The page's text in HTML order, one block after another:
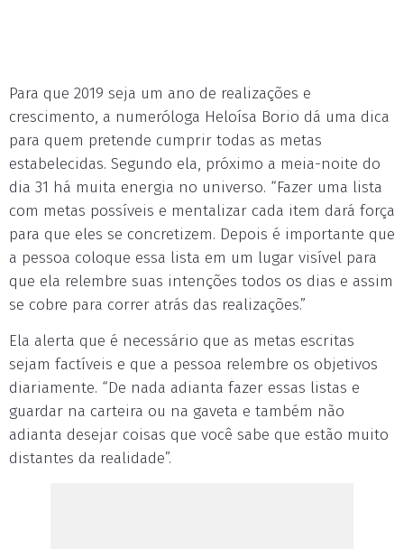
Para que 2019 seja um ano de realizações e
crescimento, a numeróloga Heloísa Borio dá uma dica
para quem pretende cumprir todas as metas
estabelecidas. Segundo ela, próximo a meia-noite do
dia 31 há muita energia no universo. “Fazer uma lista
com metas possíveis e mentalizar cada item dará força
para que eles se concretizem. Depois é importante que
a pessoa coloque essa lista em um lugar visível para
que ela relembre suas intenções todos os dias e assim
se cobre para correr atrás das realizações.”
Ela alerta que é necessário que as metas escritas
sejam factíveis e que a pessoa relembre os objetivos
diariamente. “De nada adianta fazer essas listas e
guardar na carteira ou na gaveta e também não
adianta desejar coisas que você sabe que estão muito
distantes da realidade”.